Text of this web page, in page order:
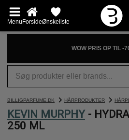
MenuForsideØnskeliste
WOW PRIS OP TIL -
BILLIGPARFUME.DK HÅRPRODUKTER
KEVIN MURPHY-
250 ML